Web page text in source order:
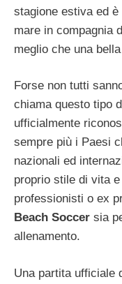
stagione estiva ed
mare in compagnia
meglio che una
Forse non tutti
chiama questo tipo
ufficialmente
sempre più i Paesi
nazionali ed
proprio stile di vita
professionisti o ex
Beach Soccer sia
allenamento.
Una partita ufficiale